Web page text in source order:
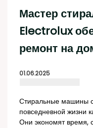
Мастер
Electrolux
ремонт на
01.06.2025
Стиральные машины
повседневной жизни
Они экономят время,